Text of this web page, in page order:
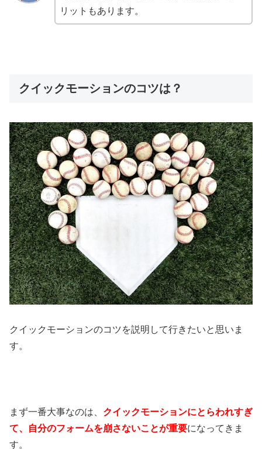
リットもあります。
クイックモーションのコツは？
クイックモーションのコツを説明して行きたいと思いま
す。
まず一番大事なのは、 クイックモーションにとらわれすぎ
て、自分のフォームを崩さないことが重要になってきま
す。